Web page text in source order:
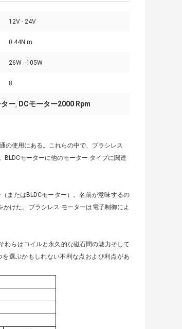
12V - 24V
0.44N.m
26W - 105W
8
ー, DCモーター2000 Rpm
の使用にある。これらの中で、ブラシレス
BLDCモーターに他のモーター タイプに関連
またはBLDCモーター）。名前が意味するの
けた。ブラシレス モーターは電子制御によ
れらはコイルと永久的な磁石間の魅力そして
選ぶかもしれない不利な点および利点があ